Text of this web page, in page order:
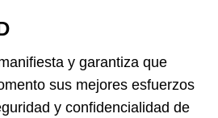
y garantiza que
sus mejores esfuerzos
y confidencialidad de